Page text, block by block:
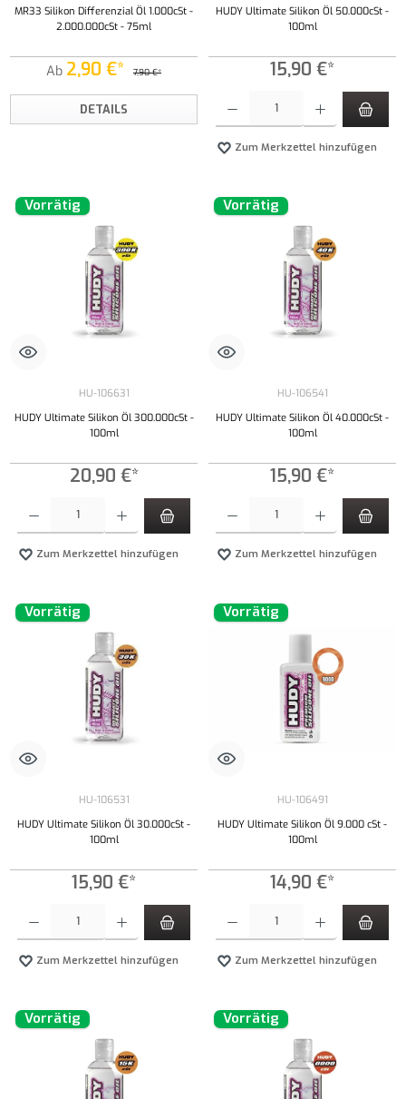
MR33 Silikon Differenzial Öl 1.000cSt -
2.000.000cSt - 75ml
Ab 2,90 €* 7,90 €*
DETAILS
HUDY Ultimate Silikon Öl 50.000cSt -
100ml
15,90 €*
Zum Merkzettel hinzufügen
Vorrätig
HU-106631
HUDY Ultimate Silikon Öl 300.000cSt -
100ml
20,90 €*
Zum Merkzettel hinzufügen
Vorrätig
HU-106541
HUDY Ultimate Silikon Öl 40.000cSt -
100ml
15,90 €*
Zum Merkzettel hinzufügen
Vorrätig
HU-106531
HUDY Ultimate Silikon Öl 30.000cSt -
100ml
15,90 €*
Zum Merkzettel hinzufügen
Vorrätig
HU-106491
HUDY Ultimate Silikon Öl 9.000 cSt -
100ml
14,90 €*
Zum Merkzettel hinzufügen
Vorrätig Vorrätig